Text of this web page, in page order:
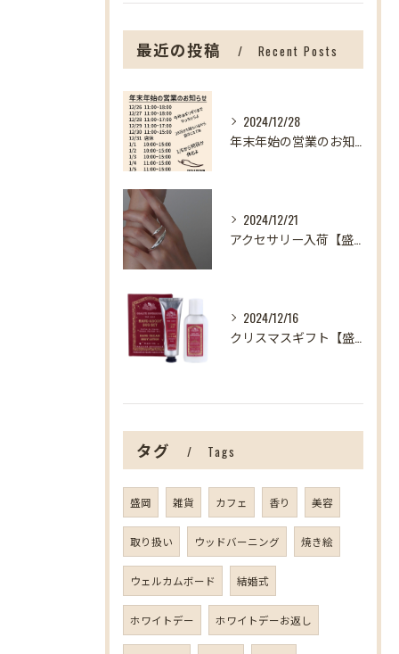
最近の投稿 Recent Posts
2024/12/28
2024/12/21
2024/12/16
タグ Tags
盛岡 雑貨 カフェ 香り 美容
取り扱い ウッドバーニング 焼き絵
ウェルカムボード 結婚式
ホワイトデー ホワイトデーお返し